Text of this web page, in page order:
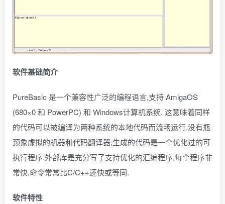
软件基础简介
PureBasic 是一个兼容性广泛的编程语言,支持 AmigaOS
(680×0 和 PowerPC) 和 Windows计算机系统. 这意味着同样
的代码可以被编译为两种系统的本地代码而流畅运行.没有瓶
颈象虚拟的机器和代码翻译器,生成的代码是一个优化过的可
执行程序.外部库是充分写了支持优化的汇编程序,每个程序非
常快,命令常常比C/C++还快或等同.
软件特性